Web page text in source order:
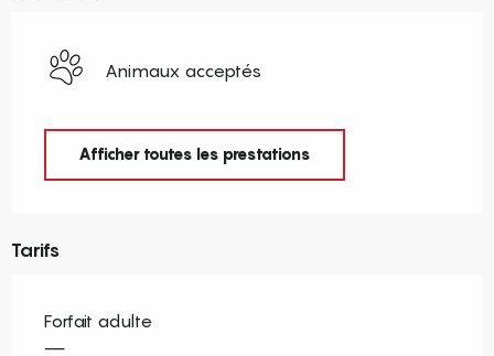
Animaux acceptés
Afficher toutes les prestations
Tarifs
Forfait adulte
—